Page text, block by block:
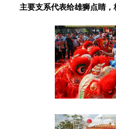
主要支系代表给雄狮点睛，